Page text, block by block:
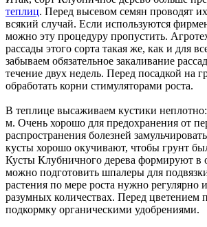
теплиц. Перед высевом семян проводят
всякий случай. Если используются
можно эту процедуру пропустить.
рассады этого сорта такая же, как и для
забываем обязательное закаливание
течение двух недель. Перед посадкой на
обработать корни стимуляторами роста.
В теплице высаживаем кустики
м. Очень хорошо для предохранения от
распространения болезней
кусты хорошо окучивают, чтобы грунт
Кусты Клубничного дерева формируют в
можно подготовить шпалеры для
растения по мере роста нужно регулярно
разумных количествах. Перед цветением
подкормку органическими удобрениями.